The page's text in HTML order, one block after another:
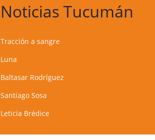
Noticias Tucumán
Tracción a sangre
Luna
Baltasar Rodríguez
Santiago Sosa
Leticia Brédice